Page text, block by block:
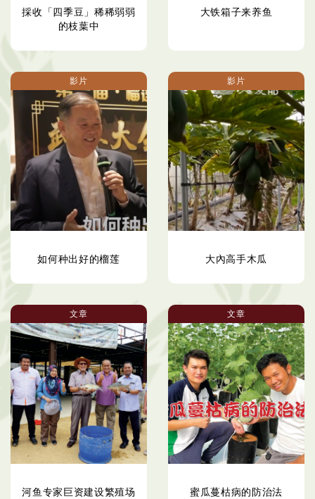
採收「四季豆」稀稀弱弱
的枝葉中
大铁箱子来养鱼
影片
如何种出好的榴莲
影片
大內高手木瓜
文章
河鱼专家巨资建设繁殖场
文章
蜜瓜蔓枯病的防治法